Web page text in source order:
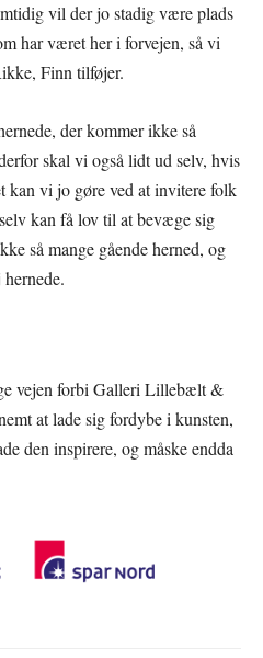
vil der jo stadig være plads
har været her i forvejen, så vi
Finn tilføjer.
der kommer ikke så
skal vi også lidt ud selv, hvis
kan vi jo gøre ved at invitere folk
kan få lov til at bevæge sig
så mange gående herned, og
vejen forbi Galleri Lillebælt &
at lade sig fordybe i kunsten,
den inspirere, og måske endda